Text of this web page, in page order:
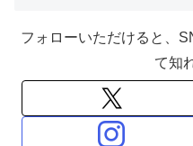
フォローいただけると、
て知